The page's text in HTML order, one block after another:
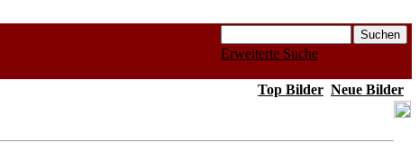
Erweiterte Suche
Top Bilder Neue Bilder